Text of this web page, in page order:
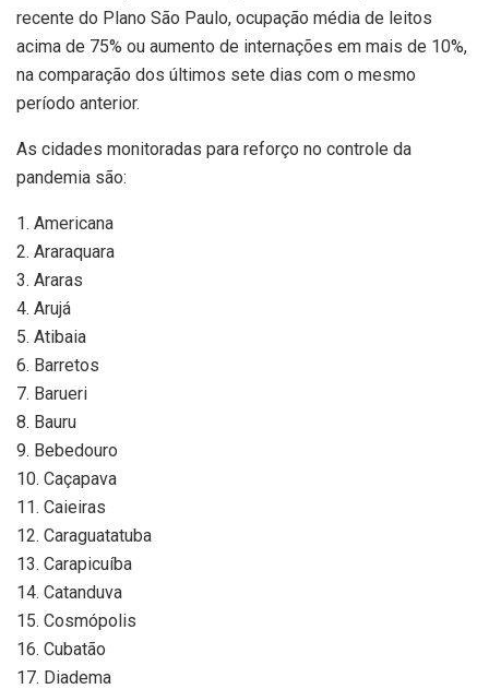
recente do Plano São Paulo, ocupação média de leitos
acima de 75% ou aumento de internações em mais de 10%,
na comparação dos últimos sete dias com o mesmo
período anterior.
As cidades monitoradas para reforço no controle da
pandemia são:
1. Americana
2. Araraquara
3. Araras
4. Arujá
5. Atibaia
6. Barretos
7. Barueri
8. Bauru
9. Bebedouro
10. Caçapava
11. Caieiras
12. Caraguatatuba
13. Carapicuíba
14. Catanduva
15. Cosmópolis
16. Cubatão
17. Diadema